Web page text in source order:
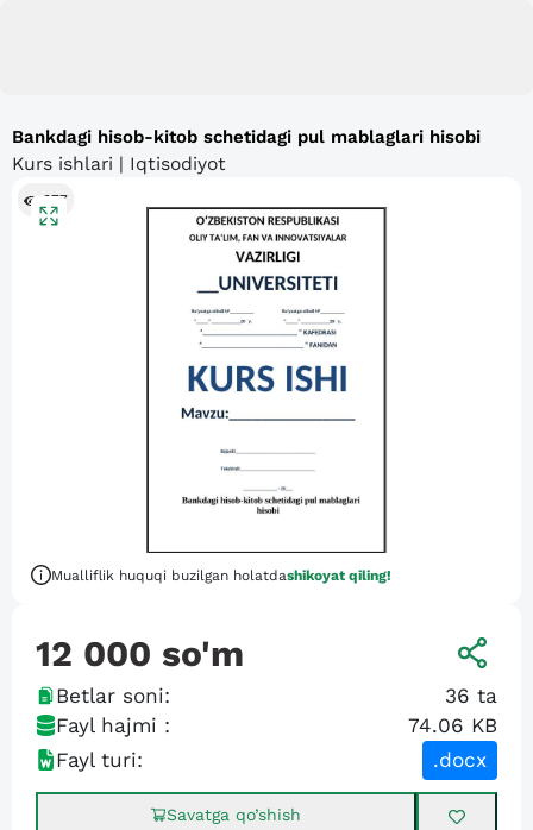
Bankdagi hisob-kitob schetidagi pul mablaglari hisobi
Kurs ishlari | Iqtisodiyot
377
Mualliflik huquqi buzilgan holatdashikoyat qiling!
12 000 so'm
Betlar soni: 36 ta
Fayl hajmi :
74.06 KB
Fayl turi:
.docx
Savatga qo’shish